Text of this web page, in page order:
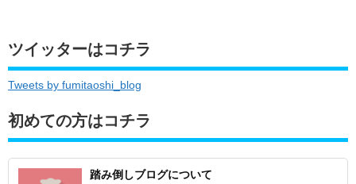
ツイッターはコチラ
Tweets by fumitaoshi_blog
初めての方はコチラ
踏み倒しブログについて